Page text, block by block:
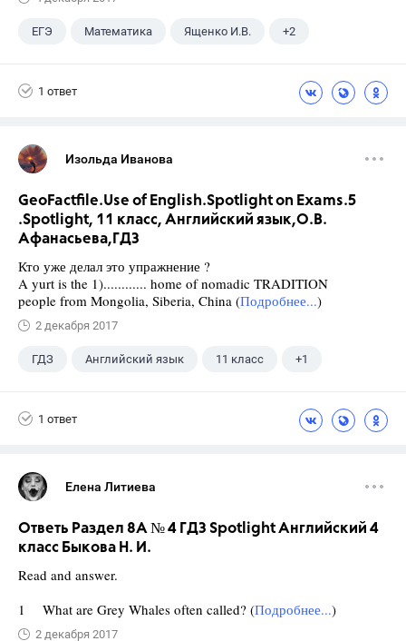
ЕГЭ Математика Ященко И.В. +2
1 ответ
Изольда Иванова
GeoFactfile.Use of English.Spotlight on Exams.5
.Spotlight, 11 класс, Английский язык,О.В.
Афанасьева,ГДЗ
Кто уже делал это упражнение ?
A yurt is the 1)............ home of nomadic TRADITION
people from Mongolia, Siberia, China (Подробнее...)
2 декабря 2017
ГДЗ Английский язык 11 класс +1
1 ответ
Елена Литиева
Ответь Раздел 8A № 4 ГДЗ Spotlight Английский 4
класс Быкова Н. И.
Read and answer.
1 What are Grey Whales often called? (Подробнее...)
2 декабря 2017